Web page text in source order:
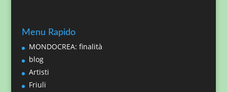
Menu Rapido
MONDOCREA: finalità
blog
Artisti
Friuli